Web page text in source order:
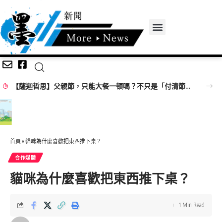
【薩迦哲思】父親節，只能大餐一頓嗎？不只是「付清節」更要培福積德
首頁 » 貓咪為什麼喜歡把東西推下桌？
合作媒體
貓咪為什麼喜歡把東西推下桌？
1 Min Read